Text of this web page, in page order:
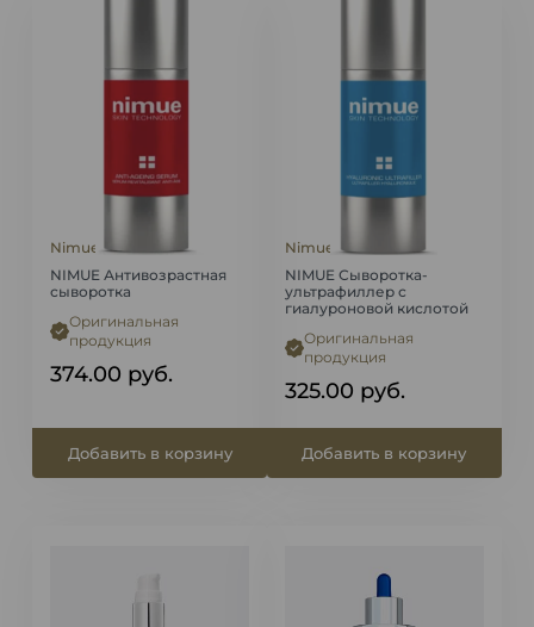
Nimue
NIMUE Антивозрастная
сыворотка
Оригинальная
продукция
374.00 руб.
Добавить в корзину
Nimue
NIMUE Сыворотка-
ультрафиллер с
гиалуроновой кислотой
Оригинальная
продукция
325.00 руб.
Добавить в корзину